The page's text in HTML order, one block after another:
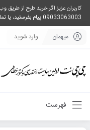
کاربران عزیز اگر خرید طرح از طریق
09033063003 پیام بفرستید، یا تماس بگیرید و طرح مورد نظر خود را دریافت نمایید.
میهمان وارد شوید
فهرست